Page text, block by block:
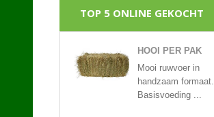
TOP 5 ONLINE GEKOCHT
HOOI PER PAK
Mooi ruwvoer in
handzaam formaat.
Basisvoeding ...